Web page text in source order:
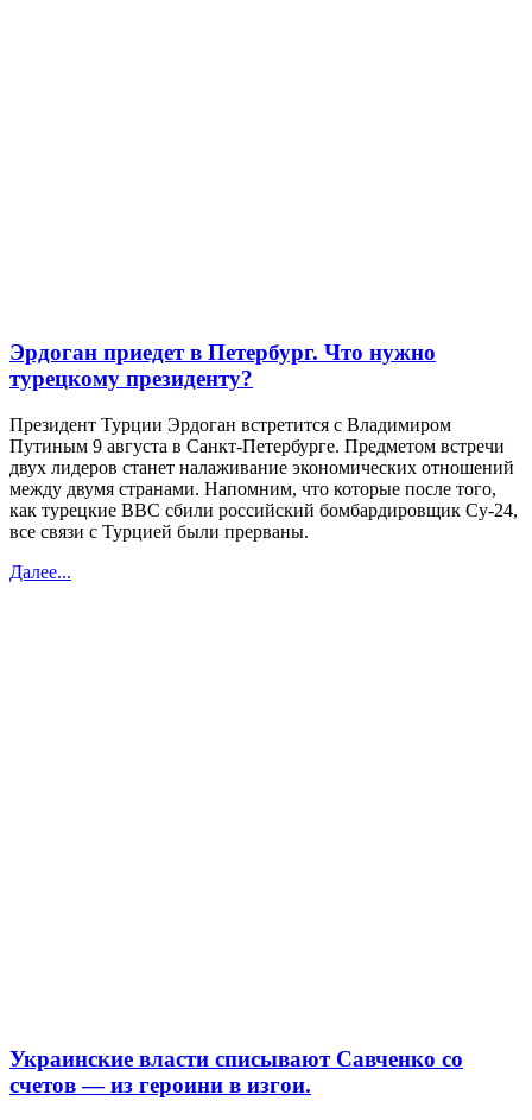
Эрдоган приедет в Петербург. Что нужно
турецкому президенту?
Президент Турции Эрдоган встретится с Владимиром
Путиным 9 августа в Санкт-Петербурге. Предметом встречи
двух лидеров станет налаживание экономических отношений
между двумя странами. Напомним, что которые после того,
как турецкие ВВС сбили российский бомбардировщик Су-24,
все связи с Турцией были прерваны.
Далее...
Украинские власти списывают Савченко со
счетов — из героини в изгои.